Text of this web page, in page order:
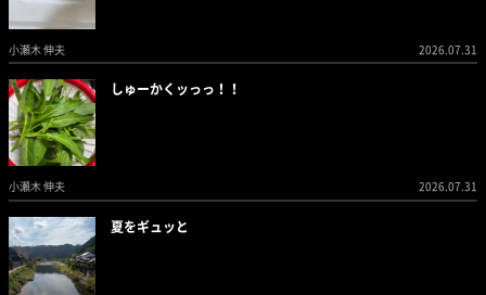
小瀬木 伸夫 2026.07.31
しゅーかくッっっ！！
小瀬木 伸夫 2026.07.31
夏をギュッと